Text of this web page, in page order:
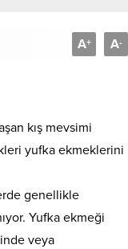
A+ A-
kış mevsimi
yufka ekmeklerini
genellikle
Yufka ekmeği
veya